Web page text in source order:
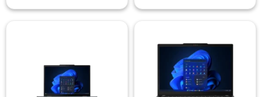
là: là: